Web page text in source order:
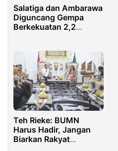
Salatiga dan Ambarawa
Diguncang Gempa
Berkekuatan 2,2
Teh Rieke: BUMN
Harus Hadir, Jangan
Biarkan Rakyat